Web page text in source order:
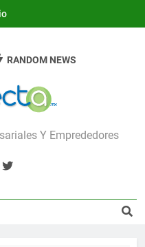
Y Emprededores
RANDOM NEWS